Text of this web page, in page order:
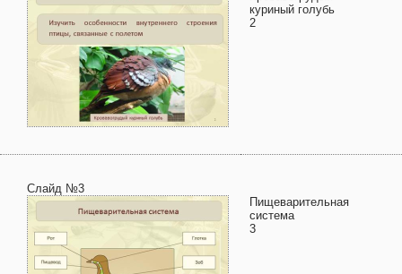
куриный голубь
2
Слайд №3
Пищеварительная
система
3